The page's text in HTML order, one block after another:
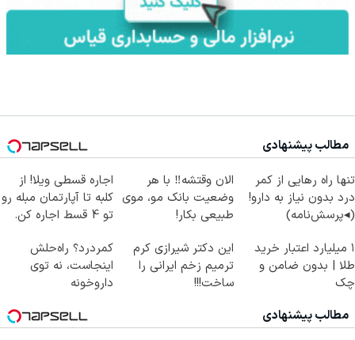
مطالب پیشنهادی
تنها راه رهایی از کمر
درد بدون نیاز به دارو!
(◂پرسش‌نامه)
الان وقتشه‼️ با هر
وضعیت بانک مو، موی
طبیعی بکار!
اجاره‌ قسطی ویلا! از
کلبه تا آپارتمان مبله رو
تو 4 قسط اجاره کن.
۱ میلیارد اعتبار خرید
طلا | بدون ضامن و
چک
این دکتر شیرازی کرم
ترمیم زخم ایرانی را
ساخت!!!
کمردرد؟ راه‌حلش
اینجاست، نه توی
داروخونه
مطالب پیشنهادی